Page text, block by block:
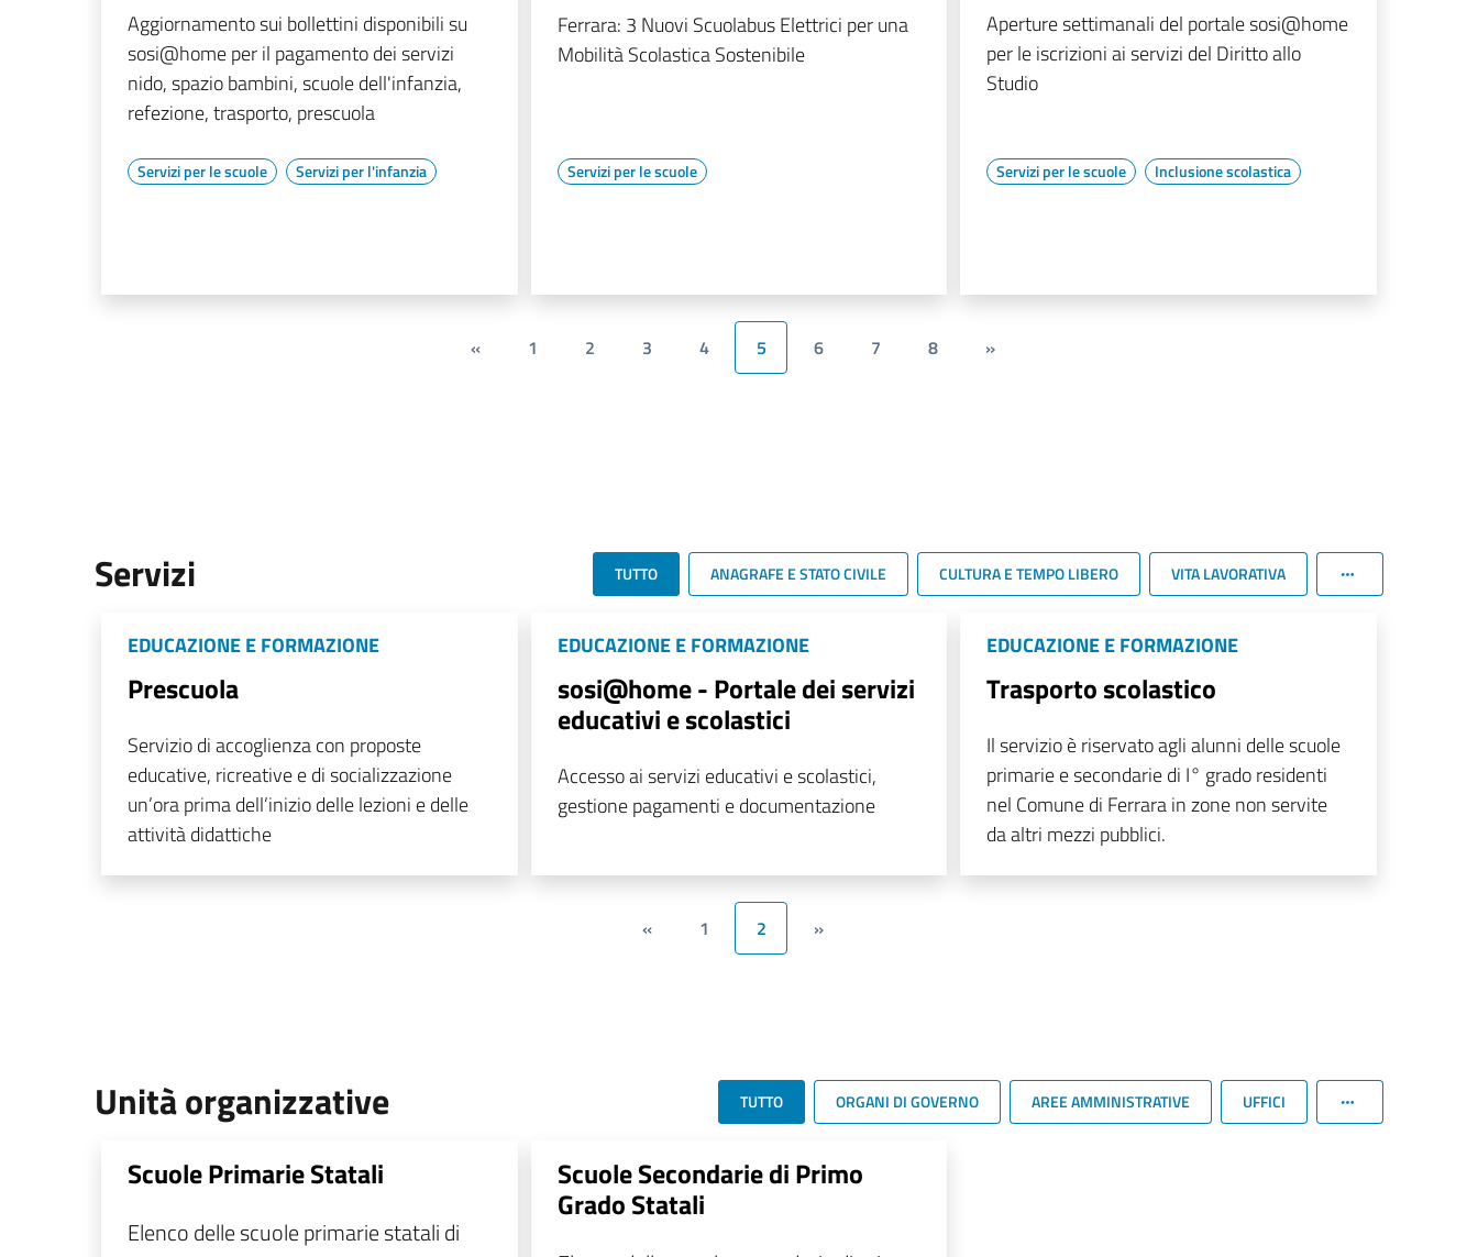
Aggiornamento sui bollettini disponibili su
sosi@home per il pagamento dei servizi
nido, spazio bambini, scuole dell'infanzia,
refezione, trasporto, prescuola
Servizi per le scuole Servizi per l'infanzia
Ferrara: 3 Nuovi Scuolabus Elettrici per una
Mobilità Scolastica Sostenibile
Servizi per le scuole
Aperture settimanali del portale sosi@home
per le iscrizioni ai servizi del Diritto allo
Studio
Servizi per le scuole Inclusione scolastica
« 1 2 3 4 5 6 7 8 »
Servizi TUTTO ANAGRAFE E STATO CIVILE CULTURA E TEMPO LIBERO VITA LAVORATIVA
EDUCAZIONE E FORMAZIONE
Prescuola
Servizio di accoglienza con proposte
educative, ricreative e di socializzazione
un’ora prima dell’inizio delle lezioni e delle
attività didattiche
EDUCAZIONE E FORMAZIONE
sosi@home - Portale dei servizi
educativi e scolastici
Accesso ai servizi educativi e scolastici,
gestione pagamenti e documentazione
EDUCAZIONE E FORMAZIONE
Trasporto scolastico
Il servizio è riservato agli alunni delle scuole
primarie e secondarie di I° grado residenti
nel Comune di Ferrara in zone non servite
da altri mezzi pubblici.
« 1 2 »
Unità organizzative TUTTO ORGANI DI GOVERNO AREE AMMINISTRATIVE UFFICI
Scuole Primarie Statali
Elenco delle scuole primarie statali di
Scuole Secondarie di Primo
Grado Statali